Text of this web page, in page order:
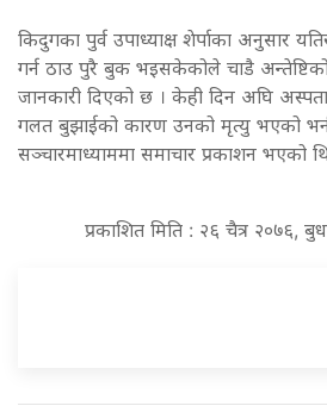
किदुगका पुर्व उपाध्याक्ष शेर्पाका अनुसार
गर्न ठाउ पुरै बुक भइसकेकोले चाडै
जानकारी दिएको छ । केही दिन अघि
गलत बुझाईको कारण उनको मृत्यु भएको
सञ्चारमाध्याममा समाचार प्रकाशन भएको
प्रकाशित मिति : २६ चैत्र २०७६,